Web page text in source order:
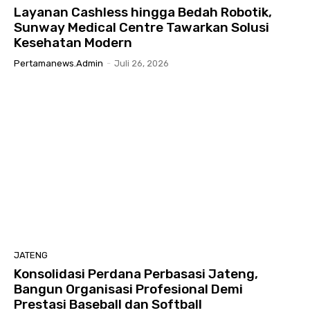
Layanan Cashless hingga Bedah Robotik,
Sunway Medical Centre Tawarkan Solusi
Kesehatan Modern
Pertamanews.admin - Juli 26, 2026
JATENG
Konsolidasi Perdana Perbasasi Jateng,
Bangun Organisasi Profesional Demi
Prestasi Baseball dan Softball